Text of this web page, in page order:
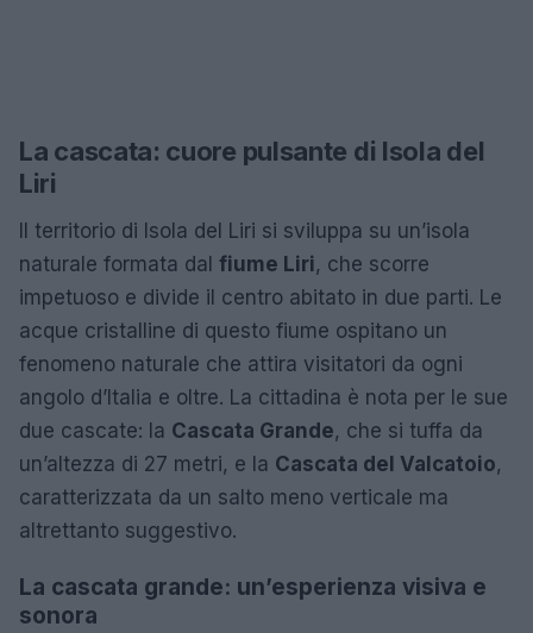
La cascata: cuore pulsante di Isola del
Liri
Il territorio di Isola del Liri si sviluppa su un’isola
naturale formata dal fiume Liri, che scorre
impetuoso e divide il centro abitato in due parti. Le
acque cristalline di questo fiume ospitano un
fenomeno naturale che attira visitatori da ogni
angolo d’Italia e oltre. La cittadina è nota per le sue
due cascate: la Cascata Grande, che si tuffa da
un’altezza di 27 metri, e la Cascata del Valcatoio,
caratterizzata da un salto meno verticale ma
altrettanto suggestivo.
La cascata grande: un’esperienza visiva e
sonora